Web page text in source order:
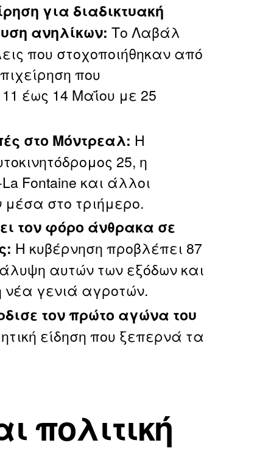
για διαδικτυακή
ανηλίκων: Το Λαβάλ
που στοχοποιήθηκαν από
που
έως 14 Μαΐου με 25
στο Μόντρεαλ: Η
25, η
Fontaine και άλλοι
στο τριήμερο.
τον φόρο άνθρακα σε
Η κυβέρνηση προβλέπει 87
αυτών των εξόδων και
νέα γενιά αγροτών.
τον πρώτο αγώνα του
είδηση που ξεπερνά τα
πολιτική